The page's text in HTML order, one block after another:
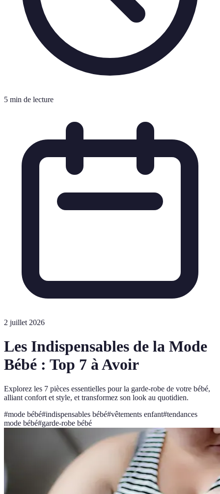
5 min de lecture
2 juillet 2026
Les Indispensables de la Mode
Bébé : Top 7 à Avoir
Explorez les 7 pièces essentielles pour la garde-robe de votre bébé,
alliant confort et style, et transformez son look au quotidien.
#mode bébé#indispensables bébé#vêtements enfant#tendances
mode bébé#garde-robe bébé